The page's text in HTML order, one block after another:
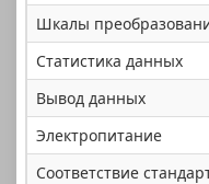
Шкалы
Статистика данных
Вывод данных
Электропитание
Соответствие